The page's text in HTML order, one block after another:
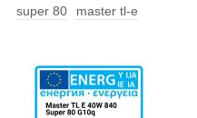
super 80
master tl-e